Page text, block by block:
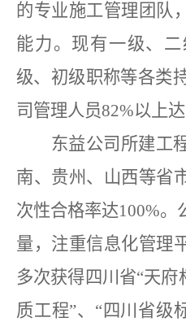
的专业施工管理团队
能力。现有一级、
级、初级职称等各类
司管理人员82%以上
东益公司所建工
南、贵州、山西等省
次性合格率达100%。
量，注重信息化管理
多次获得四川省“天府
质工程”、“四川省级